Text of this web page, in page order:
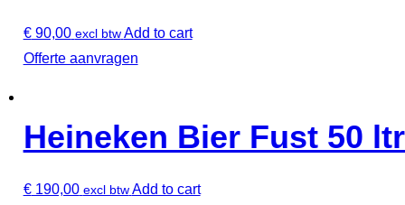
€90,00 excl btw Add to cart
Offerte aanvragen
Heineken Bier Fust 50
€190,00 excl btw Add to cart